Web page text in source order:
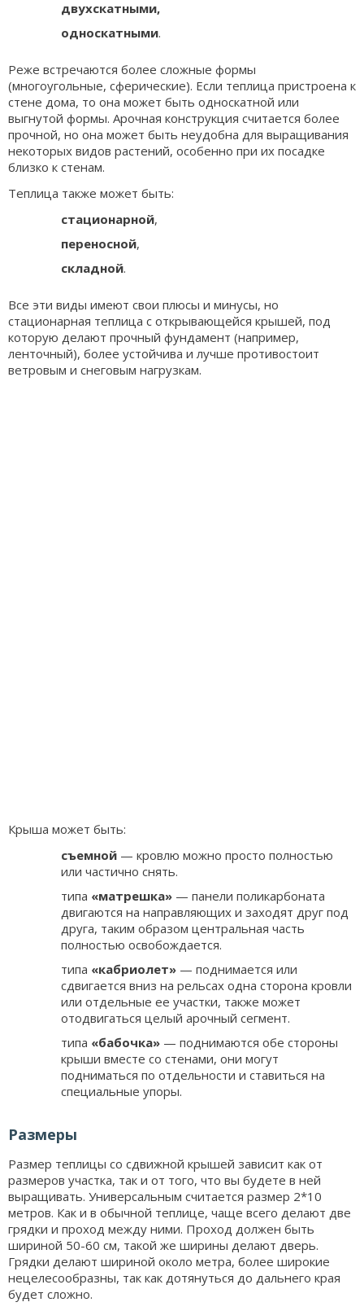
двухскатными,
односкатными.
Реже встречаются более сложные формы
(многоугольные, сферические). Если теплица пристроена к
стене дома, то она может быть односкатной или
выгнутой формы. Арочная конструкция считается более
прочной, но она может быть неудобна для выращивания
некоторых видов растений, особенно при их посадке
близко к стенам.
Теплица также может быть:
стационарной,
переносной,
складной.
Все эти виды имеют свои плюсы и минусы, но
стационарная теплица с открывающейся крышей, под
которую делают прочный фундамент (например,
ленточный), более устойчива и лучше противостоит
ветровым и снеговым нагрузкам.
Крыша может быть:
съемной — кровлю можно просто полностью
или частично снять.
типа «матрешка» — панели поликарбоната
двигаются на направляющих и заходят друг под
друга, таким образом центральная часть
полностью освобождается.
типа «кабриолет» — поднимается или
сдвигается вниз на рельсах одна сторона кровли
или отдельные ее участки, также может
отодвигаться целый арочный сегмент.
типа «бабочка» — поднимаются обе стороны
крыши вместе со стенами, они могут
подниматься по отдельности и ставиться на
специальные упоры.
Размеры
Размер теплицы со сдвижной крышей зависит как от
размеров участка, так и от того, что вы будете в ней
выращивать. Универсальным считается размер 2*10
метров. Как и в обычной теплице, чаще всего делают две
грядки и проход между ними. Проход должен быть
шириной 50-60 см, такой же ширины делают дверь.
Грядки делают шириной около метра, более широкие
нецелесообразны, так как дотянуться до дальнего края
будет сложно.